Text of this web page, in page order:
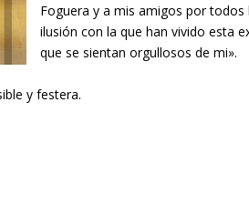
Foguera y a mis amigos por
ilusión con la que han vivido esta
que se sientan orgullosos de mi».
y festera.